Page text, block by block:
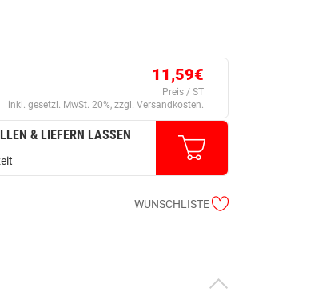
11,59€
Preis / ST
inkl. gesetzl. MwSt. 20%, zzgl. Versandkosten.
& LIEFERN LASSEN
WUNSCHLISTE